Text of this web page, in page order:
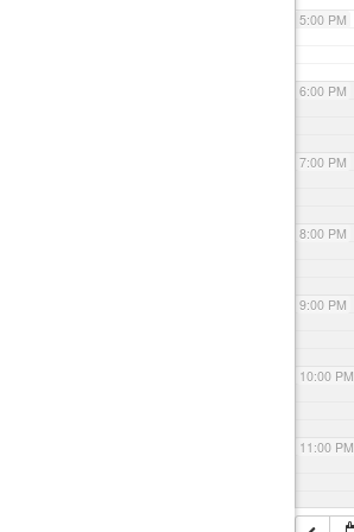
5:00 PM
6:00 PM
7:00 PM
8:00 PM
9:00 PM
10:00 PM
11:00 PM